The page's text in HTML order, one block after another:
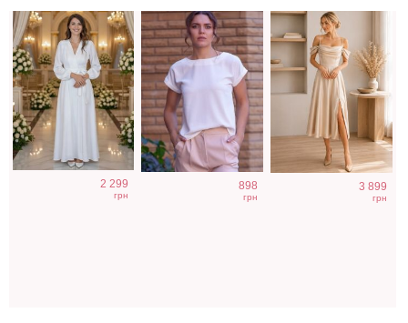
2 299
грн
898
грн
3 899
грн